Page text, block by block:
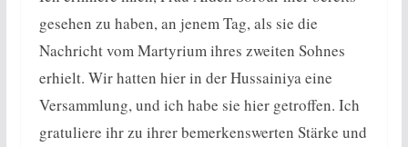
gesehen zu haben, an jenem Tag, als sie die
Nachricht vom Martyrium ihres zweiten Sohnes
erhielt. Wir hatten hier in der Hussainiya eine
Versammlung, und ich habe sie hier getroffen. Ich
gratuliere ihr zu ihrer bemerkenswerten Stärke und